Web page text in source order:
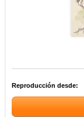
Reproducción desde: